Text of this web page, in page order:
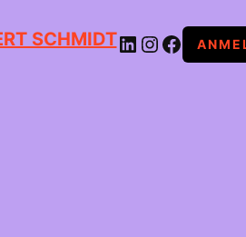
SCHMIDTLINKEDIN INSTAGRAMFACEBOOK